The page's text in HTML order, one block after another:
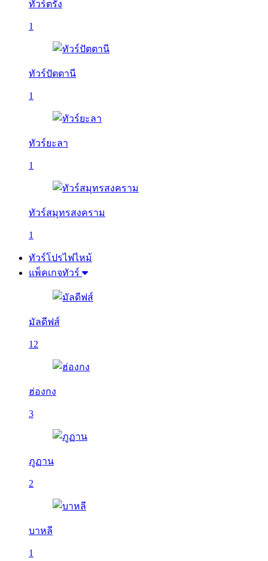
ทัวร์ตรัง
1
ทัวร์ปัตตานี
1
ทัวร์ยะลา
1
ทัวร์สมุทรสงคราม
1
ทัวร์โปรไฟไหม้
แพ็คเกจทัวร์
มัลดีฟส์
12
ฮ่องกง
3
ภูฏาน
2
บาหลี
1